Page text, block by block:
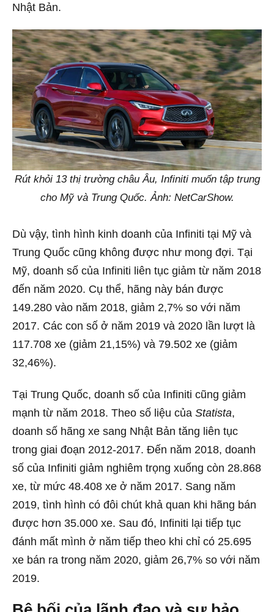
Nhật Bản.
Rút khỏi 13 thị trường châu Âu, Infiniti muốn tập trung
cho Mỹ và Trung Quốc. Ảnh: NetCarShow.
Dù vậy, tình hình kinh doanh của Infiniti tại Mỹ và
Trung Quốc cũng không được như mong đợi. Tại
Mỹ, doanh số của Infiniti liên tục giảm từ năm 2018
đến năm 2020. Cụ thể, hãng này bán được
149.280 vào năm 2018, giảm 2,7% so với năm
2017. Các con số ở năm 2019 và 2020 lần lượt là
117.708 xe (giảm 21,15%) và 79.502 xe (giảm
32,46%).
Tại Trung Quốc, doanh số của Infiniti cũng giảm
mạnh từ năm 2018. Theo số liệu của Statista,
doanh số hãng xe sang Nhật Bản tăng liên tục
trong giai đoạn 2012-2017. Đến năm 2018, doanh
số của Infiniti giảm nghiêm trọng xuống còn 28.868
xe, từ mức 48.408 xe ở năm 2017. Sang năm
2019, tình hình có đôi chút khả quan khi hãng bán
được hơn 35.000 xe. Sau đó, Infiniti lại tiếp tục
đánh mất mình ở năm tiếp theo khi chỉ có 25.695
xe bán ra trong năm 2020, giảm 26,7% so với năm
2019.